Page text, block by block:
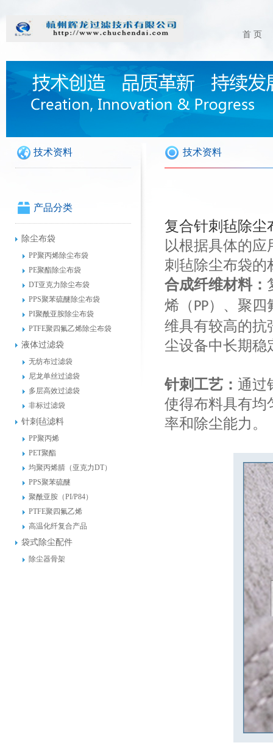
首 页
技术资料
产品分类
除尘布袋
PP聚丙烯除尘布袋
PE聚酯除尘布袋
DT亚克力除尘布袋
PPS聚苯硫醚除尘布袋
PI聚酰亚胺除尘布袋
PTFE聚四氟乙烯除尘布袋
液体过滤袋
无纺布过滤袋
尼龙单丝过滤袋
多层高效过滤袋
非标过滤袋
针刺毡滤料
PP聚丙烯
PET聚酯
均聚丙烯腈（亚克力DT）
PPS聚苯硫醚
聚酰亚胺（PI/P84）
PTFE聚四氟乙烯
高温化纤复合产品
袋式除尘配件
除尘器骨架
技术资料
复合针刺毡除尘
以根据具体的
刺毡除尘布袋的
合成纤维材料：
烯（ PP）、聚四
维具有较高的抗
尘设备中长期稳
针刺工艺： 通过
使得布料具有均
率和除尘能力。